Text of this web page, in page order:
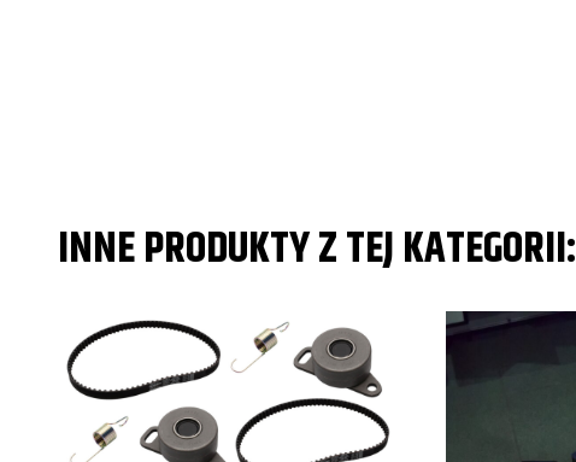
INNE PRODUKTY Z TEJ KATEGORII: